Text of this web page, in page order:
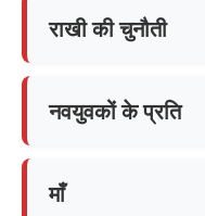
राखी की चुनौती
नवयुवकों के प्रति
माँ